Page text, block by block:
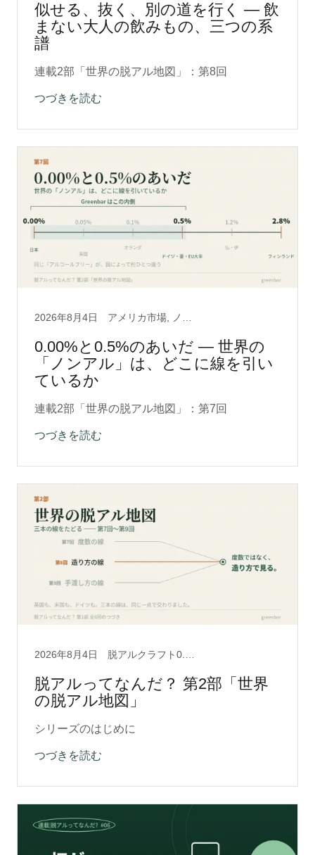
似せる、抜く、別の道を行く ― 飲
まない大人の飲みもの、三つの系
譜
連載2部「世界の脱アル地図」：第8回
つづきを読む
2026年8月4日
0.00%と0.5%のあいだ ― 世界の
「ノンアル」は、どこに線を引い
ているか
連載2部「世界の脱アル地図」：第7回
つづきを読む
2026年8月4日
脱アルってなんだ？ 第2部「世界
の脱アル地図」
シリーズのはじめに
つづきを読む